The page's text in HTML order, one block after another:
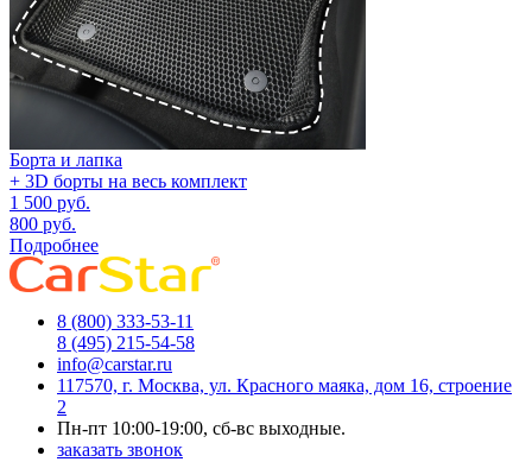
Борта и лапка
+ 3D борты на весь комплект
1 500 руб.
800 руб.
Подробнее
8 (800) 333-53-11
8 (495) 215-54-58
info@carstar.ru
117570, г. Москва, ул. Красного маяка, дом 16, строение
2
Пн-пт 10:00-19:00, сб-вс выходные.
заказать звонок